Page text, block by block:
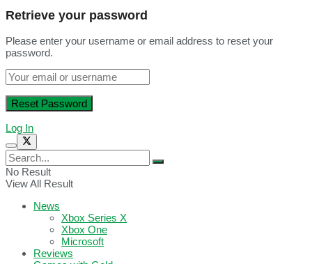
Retrieve your password
Please enter your username or email address to reset your
password.
Log In
No Result
View All Result
News
Xbox Series X
Xbox One
Microsoft
Reviews